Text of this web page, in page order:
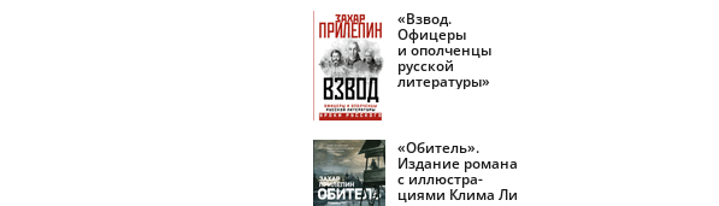
«Взвод.
Офицеры
и ополченцы
русской
литературы»
«Обитель».
Издание романа
с иллюстра­
циями Клима Ли